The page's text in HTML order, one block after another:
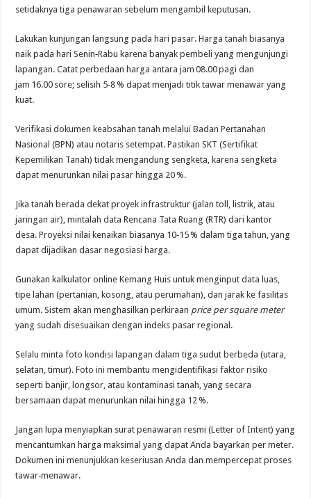
setidaknya tiga penawaran sebelum mengambil keputusan.
Lakukan kunjungan langsung pada hari pasar. Harga tanah biasanya
naik pada hari Senin‑Rabu karena banyak pembeli yang mengunjungi
lapangan. Catat perbedaan harga antara jam 08.00 pagi dan
jam 16.00 sore; selisih 5‑8 % dapat menjadi titik tawar menawar yang
kuat.
Verifikasi dokumen keabsahan tanah melalui Badan Pertanahan
Nasional (BPN) atau notaris setempat. Pastikan SKT (Sertifikat
Kepemilikan Tanah) tidak mengandung sengketa, karena sengketa
dapat menurunkan nilai pasar hingga 20 %.
Jika tanah berada dekat proyek infrastruktur (jalan toll, listrik, atau
jaringan air), mintalah data Rencana Tata Ruang (RTR) dari kantor
desa. Proyeksi nilai kenaikan biasanya 10‑15 % dalam tiga tahun, yang
dapat dijadikan dasar negosiasi harga.
Gunakan kalkulator online Kemang Huis untuk menginput data luas,
tipe lahan (pertanian, kosong, atau perumahan), dan jarak ke fasilitas
umum. Sistem akan menghasilkan perkiraan price per square meter
yang sudah disesuaikan dengan indeks pasar regional.
Selalu minta foto kondisi lapangan dalam tiga sudut berbeda (utara,
selatan, timur). Foto ini membantu mengidentifikasi faktor risiko
seperti banjir, longsor, atau kontaminasi tanah, yang secara
bersamaan dapat menurunkan nilai hingga 12 %.
Jangan lupa menyiapkan surat penawaran resmi (Letter of Intent) yang
mencantumkan harga maksimal yang dapat Anda bayarkan per meter.
Dokumen ini menunjukkan keseriusan Anda dan mempercepat proses
tawar‑menawar.